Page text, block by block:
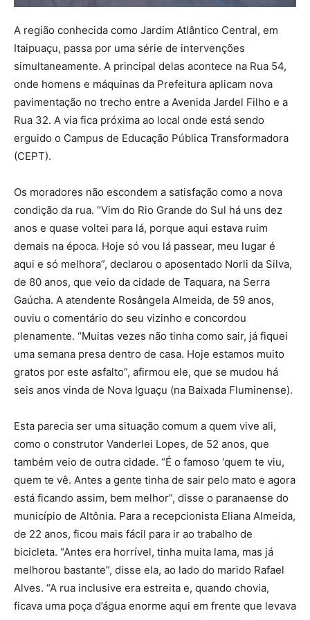
A região conhecida como Jardim Atlântico Central, em
Itaipuaçu, passa por uma série de intervenções
simultaneamente. A principal delas acontece na Rua 54,
onde homens e máquinas da Prefeitura aplicam nova
pavimentação no trecho entre a Avenida Jardel Filho e a
Rua 32. A via fica próxima ao local onde está sendo
erguido o Campus de Educação Pública Transformadora
(CEPT).
Os moradores não escondem a satisfação como a nova
condição da rua. “Vim do Rio Grande do Sul há uns dez
anos e quase voltei para lá, porque aqui estava ruim
demais na época. Hoje só vou lá passear, meu lugar é
aqui e só melhora”, declarou o aposentado Norli da Silva,
de 80 anos, que veio da cidade de Taquara, na Serra
Gaúcha. A atendente Rosângela Almeida, de 59 anos,
ouviu o comentário do seu vizinho e concordou
plenamente. “Muitas vezes não tinha como sair, já fiquei
uma semana presa dentro de casa. Hoje estamos muito
gratos por este asfalto”, afirmou ele, que se mudou há
seis anos vinda de Nova Iguaçu (na Baixada Fluminense).
Esta parecia ser uma situação comum a quem vive ali,
como o construtor Vanderlei Lopes, de 52 anos, que
também veio de outra cidade. “É o famoso ‘quem te viu,
quem te vê. Antes a gente tinha de sair pelo mato e agora
está ficando assim, bem melhor”, disse o paranaense do
município de Altônia. Para a recepcionista Eliana Almeida,
de 22 anos, ficou mais fácil para ir ao trabalho de
bicicleta. “Antes era horrível, tinha muita lama, mas já
melhorou bastante”, disse ela, ao lado do marido Rafael
Alves. “A rua inclusive era estreita e, quando chovia,
ficava uma poça d’água enorme aqui em frente que levava